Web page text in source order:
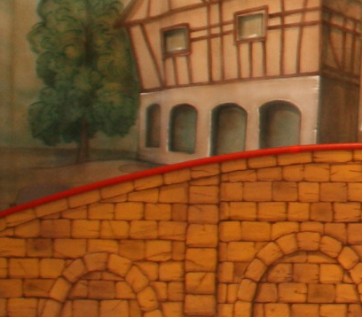
Hot Pänz Deutscher Meister 2015